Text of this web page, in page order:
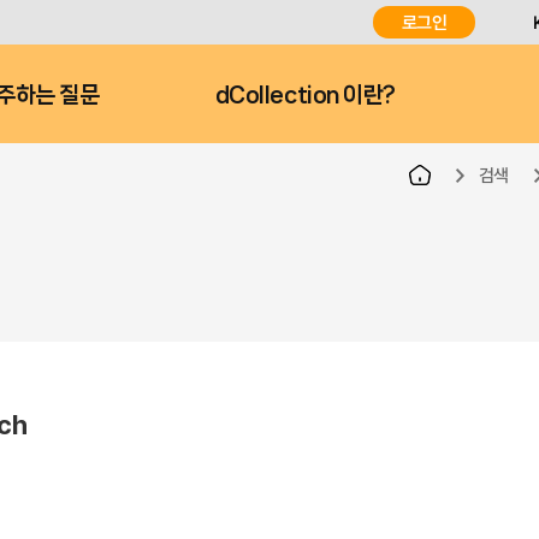
로그인
하는 질문 dCollection 이란?
검색